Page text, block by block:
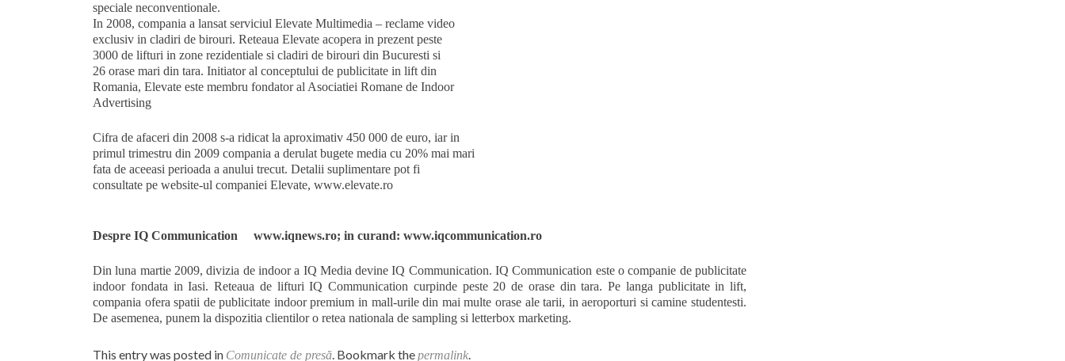
speciale neconventionale.
In 2008, compania a lansat serviciul Elevate Multimedia – reclame video
exclusiv in cladiri de birouri. Reteaua Elevate acopera in prezent peste
3000 de lifturi in zone rezidentiale si cladiri de birouri din Bucuresti si
26 orase mari din tara. Initiator al conceptului de publicitate in lift din
Romania, Elevate este membru fondator al Asociatiei Romane de Indoor
Advertising
Cifra de afaceri din 2008 s-a ridicat la aproximativ 450 000 de euro, iar in
primul trimestru din 2009 compania a derulat bugete media cu 20% mai mari
fata de aceeasi perioada a anului trecut. Detalii suplimentare pot fi
consultate pe website-ul companiei Elevate, www.elevate.ro
Despre IQ Communication www.iqnews.ro; in curand: www.iqcommunication.ro
Din luna martie 2009, divizia de indoor a IQ Media devine IQ Communication. IQ Communication este o companie de publicitate
indoor fondata in Iasi. Reteaua de lifturi IQ Communication curpinde peste 20 de orase din tara. Pe langa publicitate in lift,
compania ofera spatii de publicitate indoor premium in mall-urile din mai multe orase ale tarii, in aeroporturi si camine studentesti.
De asemenea, punem la dispozitia clientilor o retea nationala de sampling si letterbox marketing.
This entry was posted in Comunicate de presă. Bookmark thepermalink.